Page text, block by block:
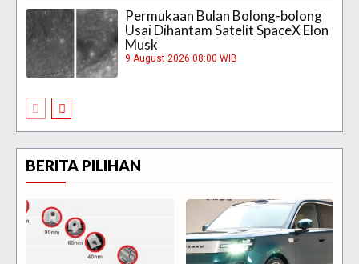
Permukaan Bulan Bolong-bolong
Usai Dihantam Satelit SpaceX Elon
Musk
9 August 2026 08:00 WIB
BERITA PILIHAN